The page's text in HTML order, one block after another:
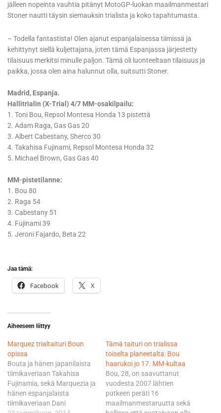
jälleen nopeinta vauhtia pitänyt MotoGP-luokan maailmanmestari
Stoner nautti täysin siemauksin trialista ja koko tapahtumasta.
– Todella fantastista! Olen ajanut espanjalaisessa tiimissä ja
kehittynyt siellä kuljettajana, joten tämä Espanjassa järjestetty
tilaisuus merkitsi minulle paljon. Tämä oli luonteeltaan tilaisuus ja
paikka, jossa olen aina halunnut olla, suitsutti Stoner.
Madrid, Espanja.
Hallitrialin (X-Trial) 4/7 MM-osakilpailu:
1. Toni Bou, Repsol Montesa Honda 13 pistettä
2. Adam Raga, Gas Gas 20
3. Albert Cabestany, Sherco 30
4. Takahisa Fujinami, Repsol Montesa Honda 32
5. Michael Brown, Gas Gas 40
MM-pistetilanne:
1. Bou 80
2. Raga 54
3. Cabestany 51
4. Fujinami 39
5. Jeroni Fajardo, Beta 22
Jaa tämä:
Facebook X
Aiheeseen liittyy
Marquez trialtaituri Boun
opissa
Bouta ja hänen japanilaista
tiimikaveriaan Takahisa
Fujinamia, sekä Marquezia ja
hänen espanjalaista
tiimikaveriaan Dani
Tämä taituri on trialissa
toiselta planeetalta: Bou
haarukoi jo 17. MM-kultaa
Bou, 28, on saavuttanut
vuodesta 2007 lähtien
putkeen peräti 16
maailmanmestaruutta sekä